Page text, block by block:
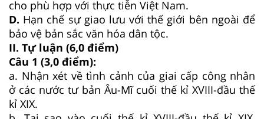
cho phù hợp với thực tiễn Việt Nam.
D. Hạn chế sự giao lưu với thế giới bên ngoài để
bảo vệ bản sắc văn hóa dân tộc.
II. Tự luận (6,0 điểm)
Câu 1 (3,0 điểm):
a. Nhận xét về tình cảnh của giai cấp công nhân
ở các nước tư bản Âu-Mĩ cuối thế kỉ XVIII-đầu thế
kỉ XIX.